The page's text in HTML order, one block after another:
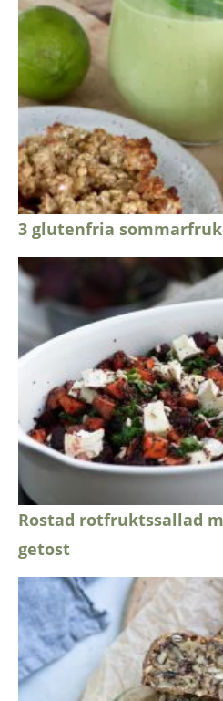
3 glutenfria
Rostad rotfruktssallad
getost